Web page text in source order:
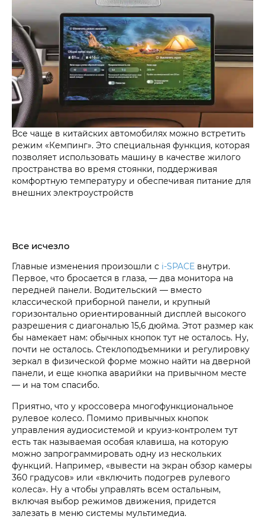
Все чаще в китайских автомобилях можно встретить
режим «Кемпинг». Это специальная функция, которая
позволяет использовать машину в качестве жилого
пространства во время стоянки, поддерживая
комфортную температуру и обеспечивая питание для
внешних электроустройств
Все исчезло
Главные изменения произошли с i‑SPACE внутри.
Первое, что бросается в глаза, — два монитора на
передней панели. Водительский — вместо
классической приборной панели, и крупный
горизонтально ориентированный дисплей высокого
разрешения с диагональю 15,6 дюйма. Этот размер как
бы намекает нам: обычных кнопок тут не осталось. Ну,
почти не осталось. Стеклоподъемники и регулировку
зеркал в физической форме можно найти на дверной
панели, и еще кнопка аварийки на привычном месте
— и на том спасибо.
Приятно, что у кроссовера многофункциональное
рулевое колесо. Помимо привычных кнопок
управления аудиосистемой и круиз-контролем тут
есть так называемая особая клавиша, на которую
можно запрограммировать одну из нескольких
функций. Например, «вывести на экран обзор камеры
360 градусов» или «включить подогрев рулевого
колеса». Ну а чтобы управлять всем остальным,
включая выбор режимов движения, придется
залезать в меню системы мультимедиа.